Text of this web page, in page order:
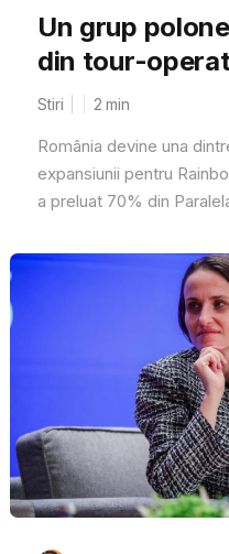
Un grup
din tour-
Stiri 2 min
România devine una
expansiunii pentru
a preluat 70% din